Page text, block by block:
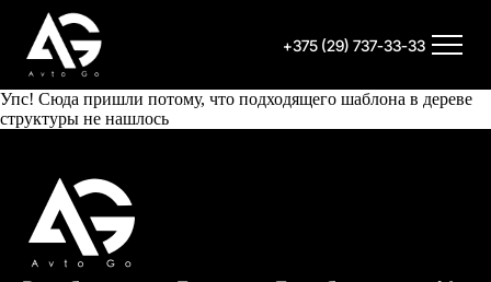
+375 (29) 737-33-33
Упс! Сюда пришли потому, что подходящего шаблона в дереве
структуры не нашлось